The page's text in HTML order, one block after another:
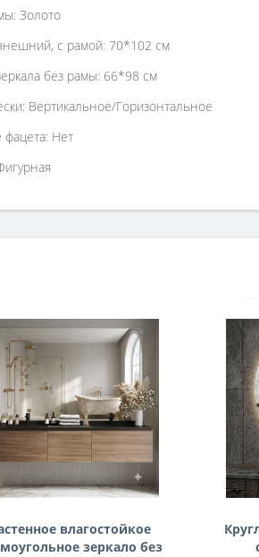
Золото
с рамой: 70*102 см
без рамы: 66*98 см
Вертикальное/Горизонтальное
фацета: Нет
влагостойкое
зеркало без